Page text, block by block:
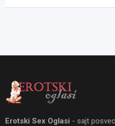
Erotski Sex Oglasi - sajt